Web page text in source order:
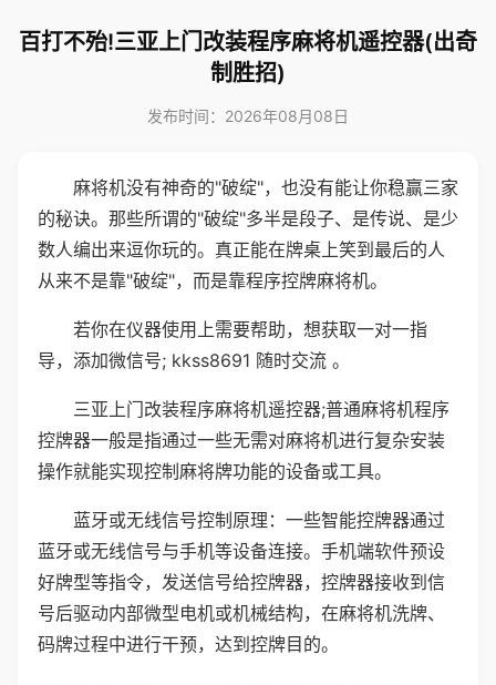
百打不殆!三亚上门改装程序麻将机遥控器(出奇
制胜招)
发布时间：2026年08月08日
麻将机没有神奇的"破绽"，也没有能让你稳赢三家
的秘诀。那些所谓的"破绽"多半是段子、是传说、是少
数人编出来逗你玩的。真正能在牌桌上笑到最后的人
从来不是靠"破绽"，而是靠程序控牌麻将机。
若你在仪器使用上需要帮助，想获取一对一指
导，添加微信号; kkss8691 随时交流 。
三亚上门改装程序麻将机遥控器;普通麻将机程序
控牌器一般是指通过一些无需对麻将机进行复杂安装
操作就能实现控制麻将牌功能的设备或工具。
蓝牙或无线信号控制原理：一些智能控牌器通过
蓝牙或无线信号与手机等设备连接。手机端软件预设
好牌型等指令，发送信号给控牌器，控牌器接收到信
号后驱动内部微型电机或机械结构，在麻将机洗牌、
码牌过程中进行干预，达到控牌目的。